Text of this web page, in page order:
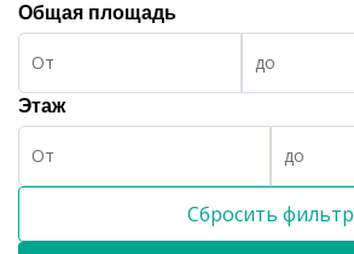
Общая площадь
Этаж
Сбросить фильтр